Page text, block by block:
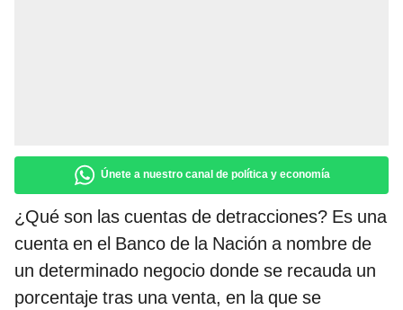
Únete a nuestro canal de política y economía
¿Qué son las cuentas de detracciones? Es una
cuenta en el Banco de la Nación a nombre de
un determinado negocio donde se recauda un
porcentaje tras una venta, en la que se